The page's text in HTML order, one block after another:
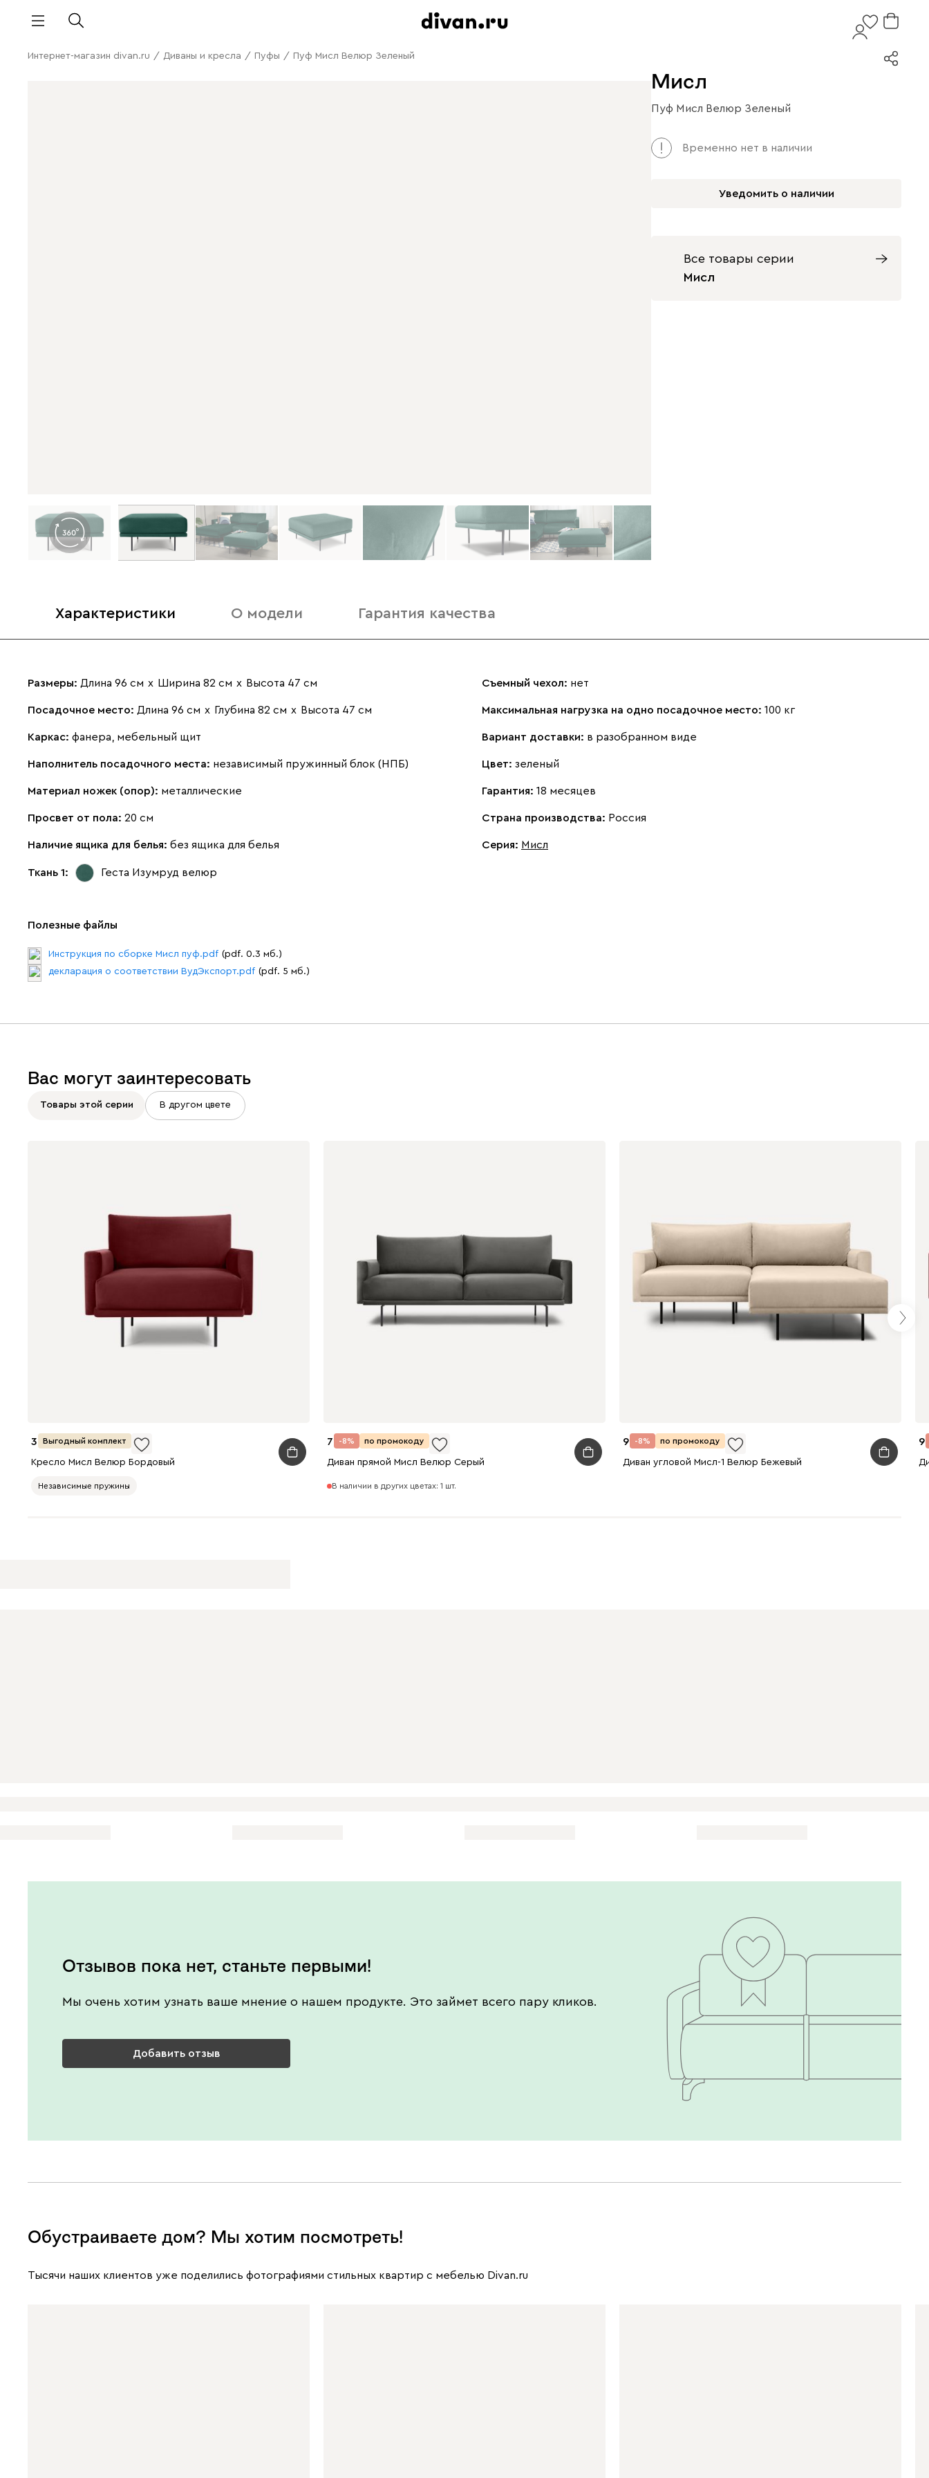
Интернет-магазин divan.ru / Диваны и кресла / Пуфы / Пуф Мисл Велюр Зеленый
Мисл
Пуф Мисл Велюр Зеленый
Арт. 163791
Временно нет в наличии
Уведомить о наличии
Все товары серии
Мисл
Характеристики О модели Гарантия качества
Размеры: Длина 96 см х Ширина 82 см х Высота 47 см
Посадочное место: Длина 96 см х Глубина 82 см х Высота 47 см
Каркас: фанера, мебельный щит
Наполнитель посадочного места: независимый пружинный блок (НПБ)
Материал ножек (опор): металлические
Просвет от пола: 20 см
Наличие ящика для белья: без ящика для белья
Ткань 1: Геста Изумруд велюр
Съемный чехол: нет
Максимальная нагрузка на одно посадочное место: 100 кг
Вариант доставки: в разобранном виде
Цвет: зеленый
Гарантия: 18 месяцев
Страна производства: Россия
Серия: Мисл
Полезные файлы
Инструкция по сборке Мисл пуф.pdf (pdf. 0.3 мб.)
декларация о соответствии ВудЭкспорт.pdf (pdf. 5 мб.)
Вас могут заинтересовать
Товары этой серии В другом цвете
Выгодный комплект
39 990
Кресло Мисл Велюр Бордовый
Независимые пружины
-8% по промокоду
72 990
Диван прямой Мисл Велюр Серый
В наличии в других цветах: 1 шт.
-8% по промокоду
94 990
Диван угловой Мисл-1 Велюр Бежевый
Отзывов пока нет, станьте первыми!
Мы очень хотим узнать ваше мнение о нашем продукте. Это займет всего пару кликов.
Добавить отзыв
Обустраиваете дом? Мы хотим посмотреть!
Тысячи наших клиентов уже поделились фотографиями стильных квартир с мебелью Divan.ru